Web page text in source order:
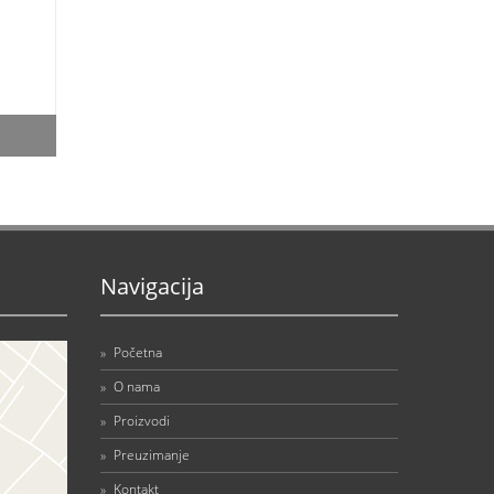
Navigacija
» Početna
» O nama
» Proizvodi
» Preuzimanje
» Kontakt